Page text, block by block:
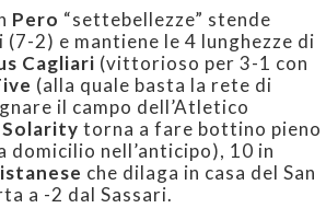
Pero “settebellezze” stende
(7-2) e mantiene le 4 lunghezze di
Cagliari (vittorioso per 3-1 con
(alla quale basta la rete di
il campo dell’Atletico
Solarity torna a fare bottino pieno
domicilio nell’anticipo), 10 in
che dilaga in casa del San
a -2 dal Sassari.